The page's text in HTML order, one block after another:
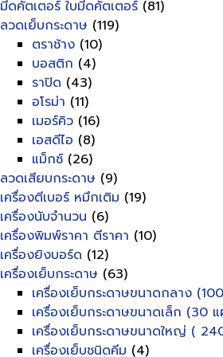
มีดคัตเตอร์ ใบมีดคัตเตอร์ (81)
ลวดเย็บกระดาษ (119)
ตราช้าง (10)
บอสติก (4)
ราปิด (43)
อโรม่า (11)
เมอร์คิว (16)
เอสดีไอ (8)
แม็กซ์ (26)
ลวดเสียบกระดาษ (9)
เครื่องตีเบอร์ หมึกเติม (19)
เครื่องนับจำนวน (6)
เครื่องพิมพ์ราคา ตีราคา (10)
เครื่องยิงบอร์ด (12)
เครื่องเย็บกระดาษ (63)
เครื่องเย็บกระดาษขนาดกลาง
เครื่องเย็บกระดาษขนาดเล็ก (30
เครื่องเย็บกระดาษขนาดใหญ่ (
เครื่องเย็บชนิดคีม (4)